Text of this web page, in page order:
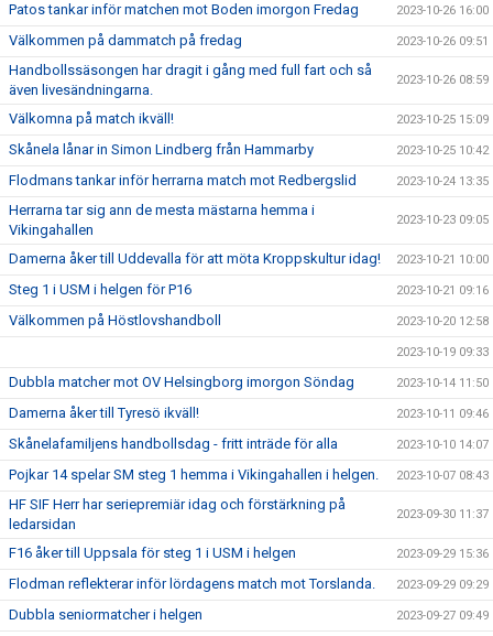
Patos tankar inför matchen mot Boden imorgon Fredag 2023-10-26 16:00
Välkommen på dammatch på fredag 2023-10-26 09:51
Handbollssäsongen har dragit i gång med full fart och så
även livesändningarna.
2023-10-26 08:59
Välkomna på match ikväll! 2023-10-25 15:09
Skånela lånar in Simon Lindberg från Hammarby 2023-10-25 10:42
Flodmans tankar inför herrarna match mot Redbergslid 2023-10-24 13:35
Herrarna tar sig ann de mesta mästarna hemma i
Vikingahallen
2023-10-23 09:05
Damerna åker till Uddevalla för att möta Kroppskultur idag! 2023-10-21 10:00
Steg 1 i USM i helgen för P16 2023-10-21 09:16
Välkommen på Höstlovshandboll 2023-10-20 12:58
2023-10-19 09:33
Dubbla matcher mot OV Helsingborg imorgon Söndag 2023-10-14 11:50
Damerna åker till Tyresö ikväll! 2023-10-11 09:46
Skånelafamiljens handbollsdag - fritt inträde för alla 2023-10-10 14:07
Pojkar 14 spelar SM steg 1 hemma i Vikingahallen i helgen. 2023-10-07 08:43
HF SIF Herr har seriepremiär idag och förstärkning på
ledarsidan
2023-09-30 11:37
F16 åker till Uppsala för steg 1 i USM i helgen 2023-09-29 15:36
Flodman reflekterar inför lördagens match mot Torslanda. 2023-09-29 09:29
Dubbla seniormatcher i helgen 2023-09-27 09:49